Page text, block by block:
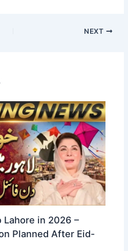
NEXT
Lahore in 2026 –
Planned After Eid-